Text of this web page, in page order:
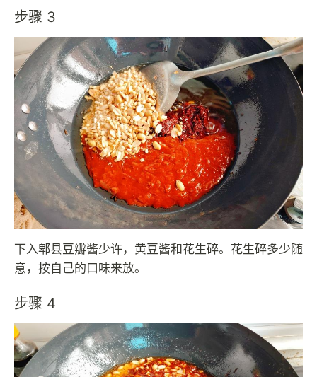
步骤 3
下入郫县豆瓣酱少许，黄豆酱和花生碎。花生碎多少随
意，按自己的口味来放。
步骤 4